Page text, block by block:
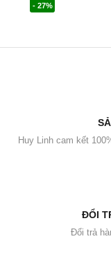
- 27%
Huy Linh cam kết
ĐỔI
Đổi trả